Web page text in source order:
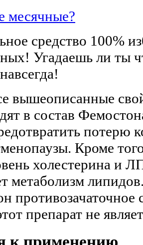
месячные?
средство 100%
Угадаешь ли ты
вышеописанные
в состав
потерю
Кроме
холестерина и
метаболизм
противозачаточное
препарат не
к применению